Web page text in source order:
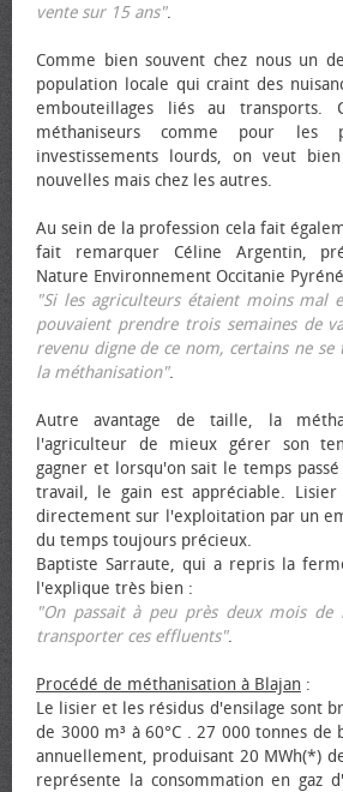
vente sur 15 ans".
Comme bien souvent chez nous un
population locale qui craint des
embouteillages liés au transports.
méthaniseurs comme pour les
investissements lourds, on veut
nouvelles mais chez les autres.
Au sein de la profession cela fait
fait remarquer Céline Argentin,
Nature Environnement Occitanie
"Si les agriculteurs étaient moins mal
pouvaient prendre trois semaines de
revenu digne de ce nom, certains ne
la méthanisation".
Autre avantage de taille, la
l'agriculteur de mieux gérer son
gagner et lorsqu'on sait le temps
travail, le gain est appréciable.
directement sur l'exploitation par un
du temps toujours précieux.
Baptiste Sarraute, qui a repris la
l'explique très bien :
"On passait à peu près deux mois de
transporter ces effluents".
Procédé de méthanisation à Blajan :
Le lisier et les résidus d'ensilage sont
de 3000 m³ à 60°C . 27 000 tonnes de
annuellement, produisant 20 MWh(*)
représente la consommation en gaz